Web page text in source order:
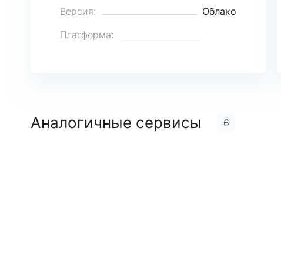
Версия:
Облако
Платформа:
Аналогичные сервисы 6